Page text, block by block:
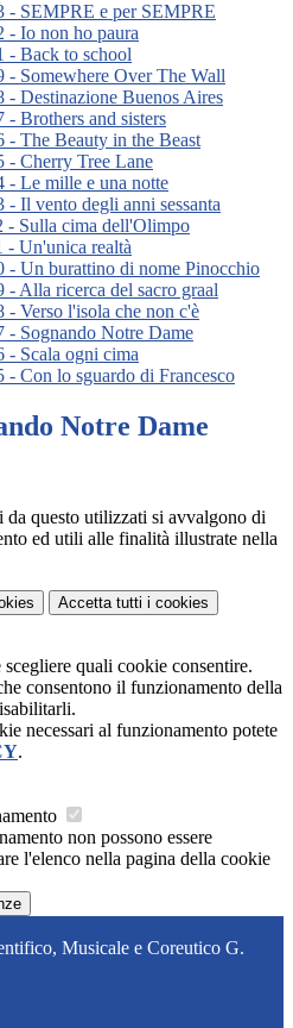
- SEMPRE e per SEMPRE
- Io non ho paura
- Back to school
- Somewhere Over The Wall
- Destinazione Buenos Aires
- Brothers and sisters
- The Beauty in the Beast
- Cherry Tree Lane
- Le mille e una notte
- Il vento degli anni sessanta
- Sulla cima dell'Olimpo
- Un'unica realtà
- Un burattino di nome Pinocchio
- Alla ricerca del sacro graal
- Verso l'isola che non c'è
- Sognando Notre Dame
- Scala ogni cima
- Con lo sguardo di Francesco
Notre Dame
questo utilizzati si avvalgono di
ed utili alle finalità illustrate nella
Accetta tutti i cookies
quali cookie consentire.
consentono il funzionamento della
necessari al funzionamento potete
.
non possono essere
l'elenco nella pagina della cookie
Musicale e Coreutico G.